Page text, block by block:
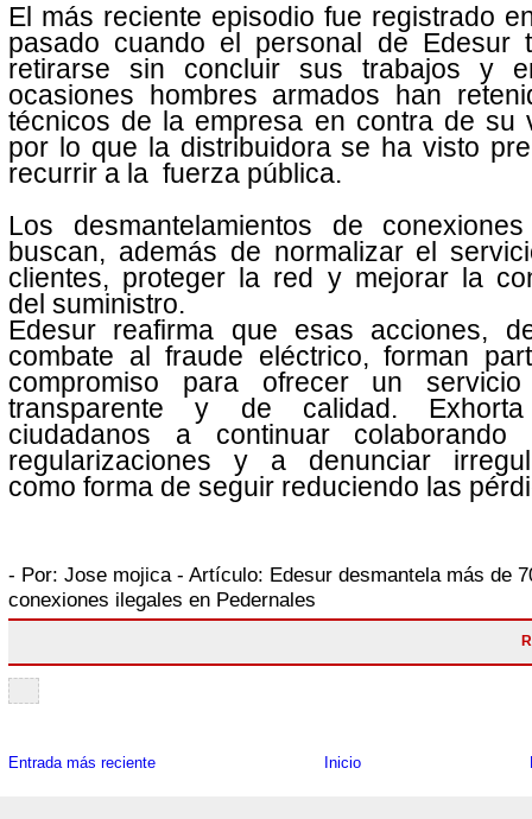
El más reciente episodio fue registrado
pasado cuando el personal de Edesur
retirarse sin concluir sus trabajos y
ocasiones hombres armados han
técnicos de la empresa en contra de su
por lo que la distribuidora se ha visto
recurrir a la fuerza pública.
Los desmantelamientos de
buscan, además de normalizar el
clientes, proteger la red y mejorar la
del suministro.
Edesur reafirma que esas acciones,
combate al fraude eléctrico, forman
compromiso para ofrecer un servicio
transparente y de calidad.
ciudadanos a continuar
regularizaciones y a denunciar
como forma de seguir reduciendo las
- Por: Jose mojica- Artículo: Edesur desmantela más de
conexiones ilegales en Pedernales
Entrada más reciente Inicio